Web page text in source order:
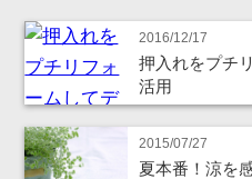
2016/12/17
押入れをプチ
活用
2015/07/27
夏本番！涼を